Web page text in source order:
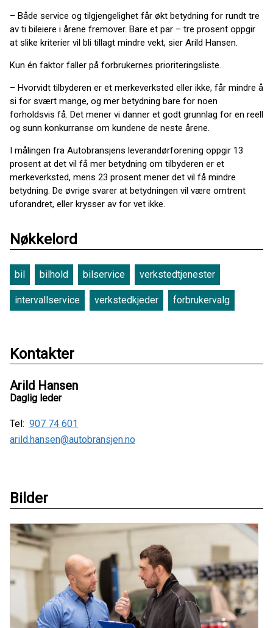
– Både service og tilgjengelighet får økt betydning for rundt tre
av ti bileiere i årene fremover. Bare et par – tre prosent oppgir
at slike kriterier vil bli tillagt mindre vekt, sier Arild Hansen.
Kun én faktor faller på forbrukernes prioriteringsliste.
– Hvorvidt tilbyderen er et merkeverksted eller ikke, får mindre å
si for svært mange, og mer betydning bare for noen
forholdsvis få. Det mener vi danner et godt grunnlag for en reell
og sunn konkurranse om kundene de neste årene.
I målingen fra Autobransjens leverandørforening oppgir 13
prosent at det vil få mer betydning om tilbyderen er et
merkeverksted, mens 23 prosent mener det vil få mindre
betydning. De øvrige svarer at betydningen vil være omtrent
uforandret, eller krysser av for vet ikke.
Nøkkelord
bil bilhold bilservice verkstedtjenester
intervallservice verkstedkjeder forbrukervalg
Kontakter
Arild Hansen
Daglig leder
Tel: 907 74 601
arild.hansen@autobransjen.no
Bilder